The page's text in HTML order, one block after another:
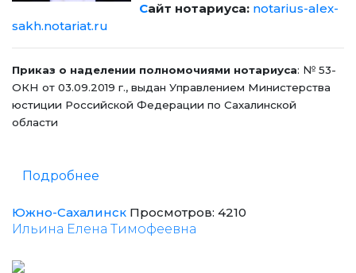
Сайт нотариуса: notarius-alex-
sakh.notariat.ru
Приказ о наделении полномочиями нотариуса: № 53-
ОКН от 03.09.2019 г., выдан Управлением Министерства
юстиции Российской Федерации по Сахалинской
области
Подробнее
Южно-Сахалинск Просмотров: 4210
Ильина Елена Тимофеевна